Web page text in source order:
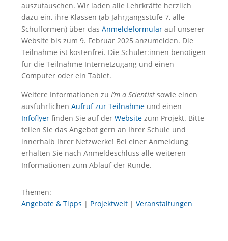
auszutauschen. Wir laden alle Lehrkräfte herzlich
dazu ein, ihre Klassen (ab Jahrgangsstufe 7, alle
Schulformen) über das Anmeldeformular auf unserer
Website bis zum 9. Februar 2025 anzumelden. Die
Teilnahme ist kostenfrei. Die Schüler:innen benötigen
für die Teilnahme Internetzugang und einen
Computer oder ein Tablet.
Weitere Informationen zu I’m a Scientist sowie einen
ausführlichen Aufruf zur Teilnahme und einen
Infoflyer finden Sie auf der Website zum Projekt. Bitte
teilen Sie das Angebot gern an Ihrer Schule und
innerhalb Ihrer Netzwerke! Bei einer Anmeldung
erhalten Sie nach Anmeldeschluss alle weiteren
Informationen zum Ablauf der Runde.
Themen:
Angebote & Tipps | Projektwelt | Veranstaltungen